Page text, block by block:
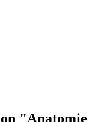
"Anatomie